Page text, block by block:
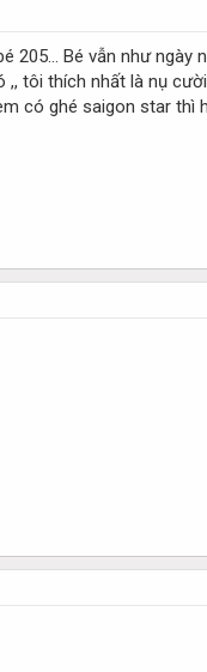
205… Bé vẫn như ngày
tôi thích nhất là nụ
có ghé saigon star thì